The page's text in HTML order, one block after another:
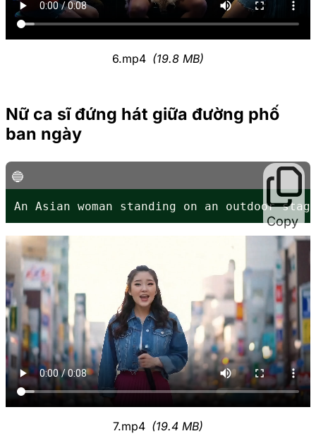
6.mp4 (19.8 MB)
Nữ ca sĩ đứng hát giữa đường phố
ban ngày
Copy
An Asian woman standing on an outdoor
7.mp4 (19.4 MB)